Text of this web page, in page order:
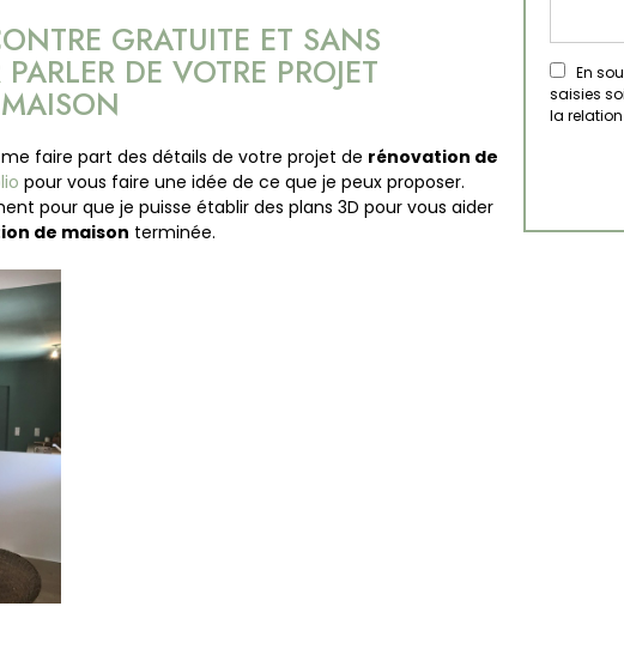
GRATUITE ET SANS
DE VOTRE PROJET
faire part des détails de votre projet de rénovation de
pour vous faire une idée de ce que je peux proposer.
pour que je puisse établir des plans 3D pour vous aider
de maison terminée.
En
saisies
la